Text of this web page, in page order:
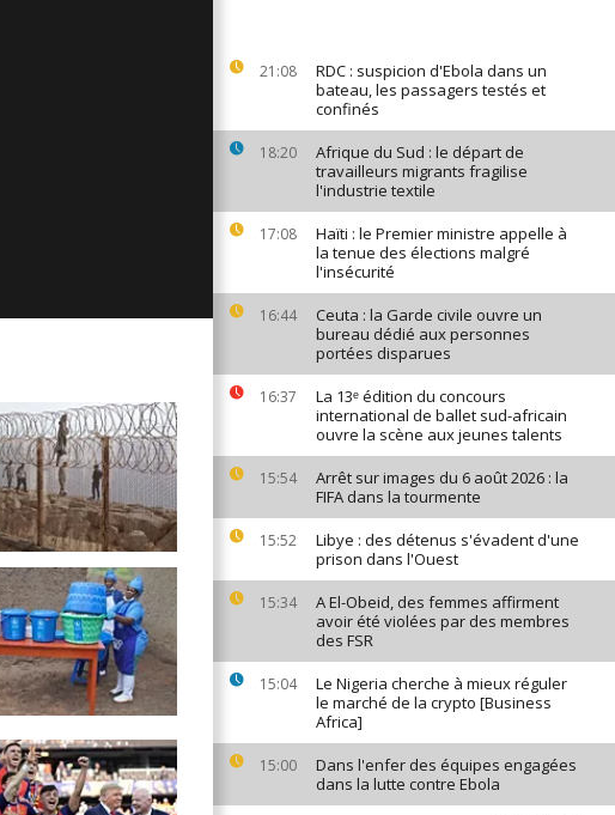
21:08
RDC : suspicion d'Ebola dans un
bateau, les passagers testés et
confinés
18:20
Afrique du Sud : le départ de
travailleurs migrants fragilise
l'industrie textile
17:08
Haïti : le Premier ministre appelle à
la tenue des élections malgré
l'insécurité
16:44
Ceuta : la Garde civile ouvre un
bureau dédié aux personnes
portées disparues
16:37
La 13ᵉ édition du concours
international de ballet sud-africain
ouvre la scène aux jeunes talents
15:54
Arrêt sur images du 6 août 2026 : la
FIFA dans la tourmente
15:52
Libye : des détenus s'évadent d'une
prison dans l'Ouest
15:34
A El-Obeid, des femmes affirment
avoir été violées par des membres
des FSR
15:04
Le Nigeria cherche à mieux réguler
le marché de la crypto [Business
Africa]
15:00
Dans l'enfer des équipes engagées
dans la lutte contre Ebola